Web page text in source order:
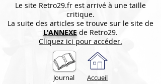
Le site Retro29.fr est arrivé à une taille
critique.
La suite des articles se trouve sur le site de
L'ANNEXE de Retro29.
Cliquez ici pour accéder.
Journal Accueil